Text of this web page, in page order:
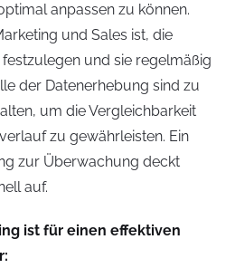
anpassen zu können.
und Sales ist, die
und sie regelmäßig
der Datenerhebung sind zu
um die Vergleichbarkeit
zu gewährleisten. Ein
zur Überwachung deckt
auf.
ist für einen effektiven